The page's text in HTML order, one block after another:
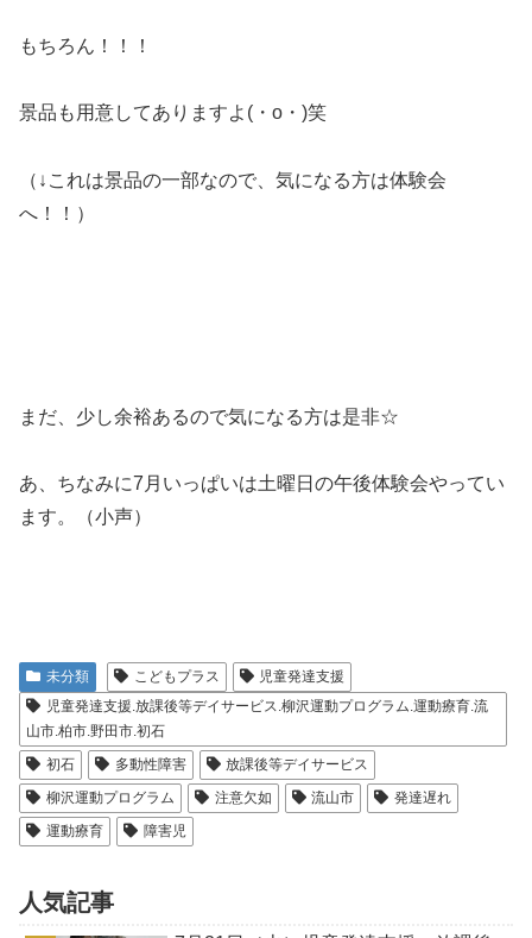
もちろん！！！
景品も用意してありますよ(・o・)笑
（↓これは景品の一部なので、気になる方は体験会
へ！！）
まだ、少し余裕あるので気になる方は是非☆
あ、ちなみに7月いっぱいは土曜日の午後体験会やってい
ます。（小声）
未分類 こどもプラス
児童発達支援
児童発達支援.放課後等デイサービス.柳沢運動プログラム.運動療育.流
山市.柏市.野田市.初石
初石
多動性障害
放課後等デイサービス
柳沢運動プログラム
注意欠如 流山市
発達遅れ
運動療育
障害児
人気記事